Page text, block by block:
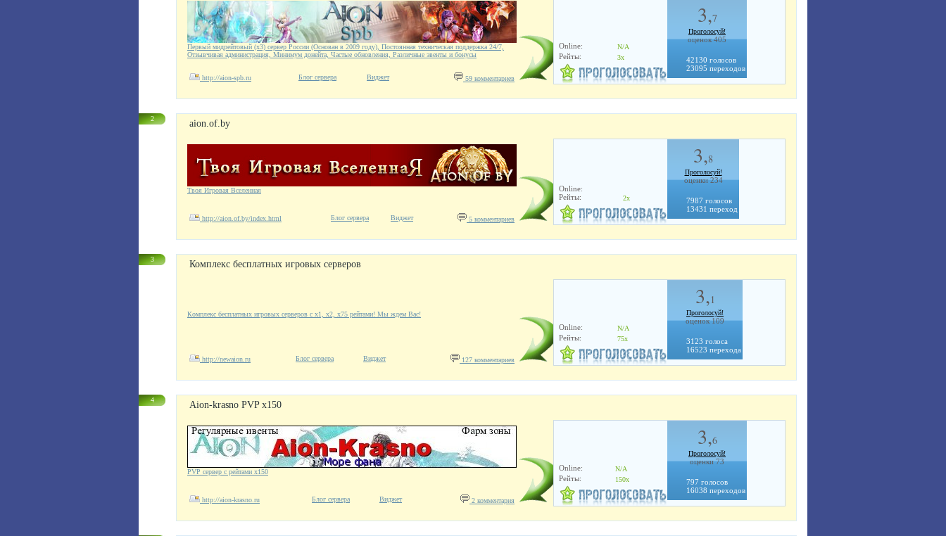
Первый мидрейтовый (x3) сервер России (Основан в 2009 году), Постоянная техническая поддержка 24/7,
Отзывчивая администрация, Минимум донейта, Частые обновления, Различные эвенты и бонусы
3,7
Проголосуй!
оценок 405
42130 голосов
23095 переходов
Online: N/A
Рейты: 3x
http://aion-spb.ru Блог сервера Виджет 59 комментариев
2 aion.of.by
Твоя Игровая Вселенная
3,8
Проголосуй!
оценки 234
7987 голосов
13431 переход
Online:
Рейты:
2x
http://aion.of.by/index.html Блог сервера Виджет 5 комментариев
3 Комплекс бесплатных игровых серверов
Комплекс бесплатных игровых серверов с х1, х2, х75 рейтами! Мы ждем Вас!
3,1
Проголосуй!
оценок 109
3123 голоса
16523 перехода
Online: N/A
Рейты: 75x
http://newaion.ru Блог сервера Виджет 127 комментариев
4 Aion-krasno PVP x150
PVP сервер с рейтами х150
3,6
Проголосуй!
оценки 73
797 голосов
16038 переходов
Online: N/A
Рейты: 150x
http://aion-krasno.ru Блог сервера Виджет 2 комментария